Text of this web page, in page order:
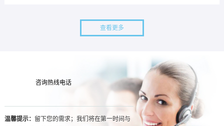
查看更多
咨询热线电话
温馨提示： 留下您的需求；我们将在第一时间与